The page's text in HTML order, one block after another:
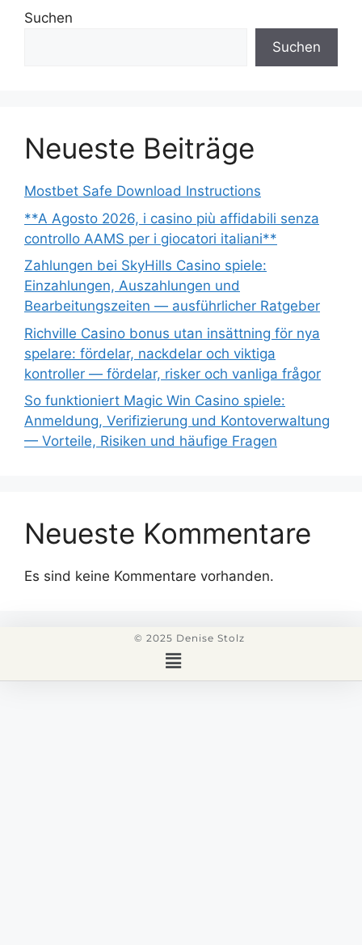
Suchen
Suchen
Neueste Beiträge
Mostbet Safe Download Instructions
**A Agosto 2026, i casino più affidabili senza
controllo AAMS per i giocatori italiani**
Zahlungen bei SkyHills Casino spiele:
Einzahlungen, Auszahlungen und
Bearbeitungszeiten — ausführlicher Ratgeber
Richville Casino bonus utan insättning för nya
spelare: fördelar, nackdelar och viktiga
kontroller — fördelar, risker och vanliga frågor
So funktioniert Magic Win Casino spiele:
Anmeldung, Verifizierung und Kontoverwaltung
— Vorteile, Risiken und häufige Fragen
Neueste Kommentare
Es sind keine Kommentare vorhanden.
© 2025 Denise Stolz